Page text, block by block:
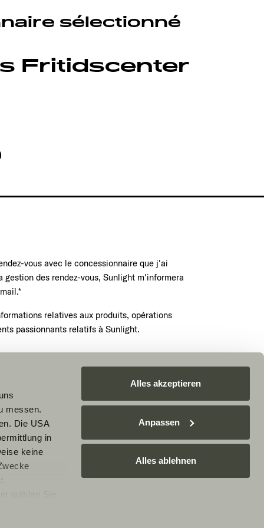
messen.
Die USA
in
keine
nicht
Alles akzeptieren
Anpassen
Alles ablehnen
sélectionné
Fritidscenter
vous avec le concessionnaire que j'ai
gestion des rendez-vous, Sunlight m'informera
relatives aux produits, opérations
passionnants relatifs à Sunlight.
vous maintenant
reCAPTCHA. Les règles de confidentialité et
s'appliquent.